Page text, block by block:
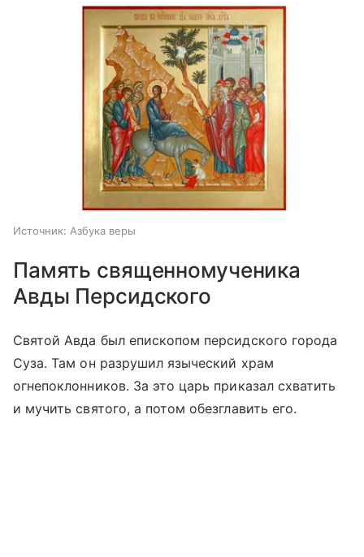
Источник: Азбука веры
Память священномученика
Авды Персидского
Святой Авда был епископом персидского города
Суза. Там он разрушил языческий храм
огнепоклонников. За это царь приказал схватить
и мучить святого, а потом обезглавить его.